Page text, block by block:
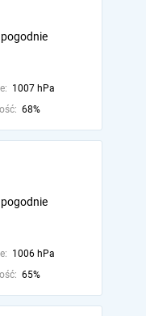
1007 hPa
68%
1006 hPa
65%